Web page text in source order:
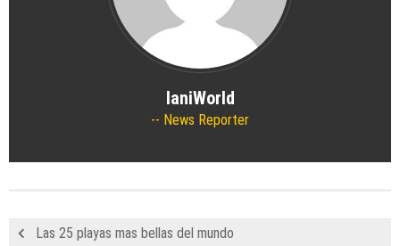
IaniWorld
News Reporter
Las 25 playas mas bellas del mundo